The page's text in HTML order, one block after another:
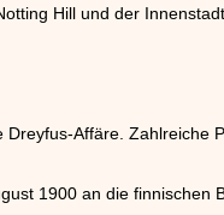
Hill und der
Affäre. Zahlreiche
1900 an die finnischen